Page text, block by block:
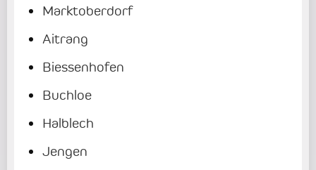
Marktoberdorf
Aitrang
Biessenhofen
Buchloe
Halblech
Jengen